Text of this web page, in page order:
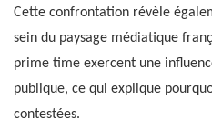
Cette confrontation révèle
sein du paysage médiatique
prime time exercent une
publique, ce qui explique
contestées.